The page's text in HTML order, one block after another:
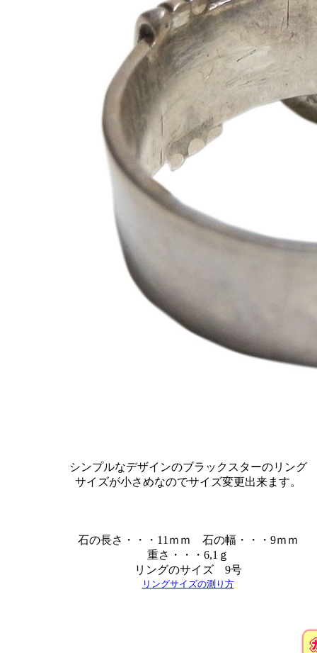
シンプルなデザインのブラックスターのリング
サイズが小さめなのでサイズ変更出来ます。
石の長さ・・・11ｍｍ 石の幅・・・9ｍｍ
重さ・・・6,1ｇ
リングのサイズ 9号
リングサイズの測り方